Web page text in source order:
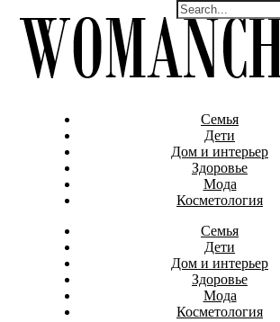
Семья
Дети
Дом и интерьер
Здоровье
Мода
Косметология
Семья
Дети
Дом и интерьер
Здоровье
Мода
Косметология